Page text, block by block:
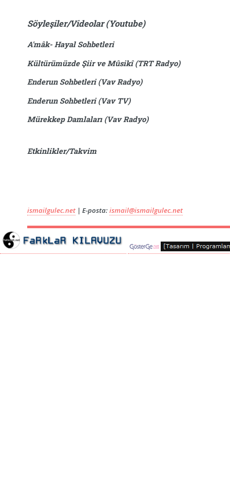
Söyleşiler/Videolar (Youtube)
A'mâk- Hayal Sohbetleri
Kültürümüzde Şiir ve Mûsikî (TRT Radyo)
Enderun Sohbetleri (Vav Radyo)
Enderun Sohbetleri (Vav TV)
Mürekkep Damlaları (Vav Radyo)
Etkinlikler/Takvim
ismailgulec.net| E-posta:ismail@ismailgulec.net